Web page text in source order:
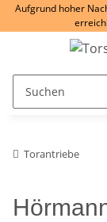
Aufgrund hoher
Torantriebe